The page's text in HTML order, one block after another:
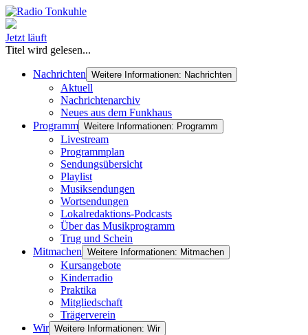
Jetzt läuft
Titel wird gelesen...
Nachrichten Weitere Informationen: Nachrichten
Aktuell
Nachrichtenarchiv
Neues aus dem Funkhaus
Programm Weitere Informationen: Programm
Livestream
Programmplan
Sendungsübersicht
Playlist
Musiksendungen
Wortsendungen
Lokalredaktions-Podcasts
Über das Musikprogramm
Trug und Schein
Mitmachen Weitere Informationen: Mitmachen
Kursangebote
Kinderradio
Praktika
Mitgliedschaft
Trägerverein
Wir Weitere Informationen: Wir